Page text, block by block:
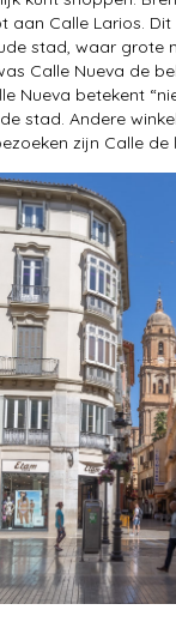
aan Calle Larios.
stad, waar grote
Calle Nueva de
Nueva betekent
stad. Andere
zijn Calle de